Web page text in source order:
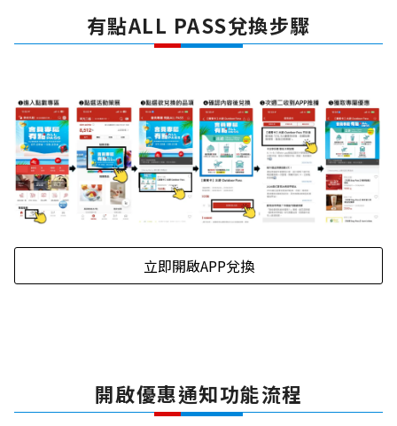
有點ALL PASS兌換步驟
立即開啟APP兌換
開啟優惠通知功能流程